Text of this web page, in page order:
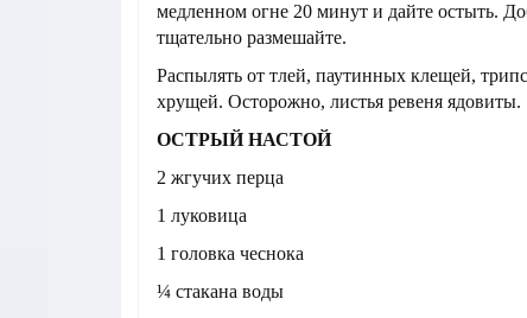
медленном огне 20 минут и дайте остыть.
тщательно размешайте.
Распылять от тлей, паутинных клещей,
хрущей. Осторожно, листья ревеня ядовиты.
ОСТРЫЙ НАСТОЙ
2 жгучих перца
1 луковица
1 головка чеснока
¼ стакана воды